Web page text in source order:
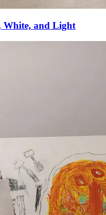
White, and Light